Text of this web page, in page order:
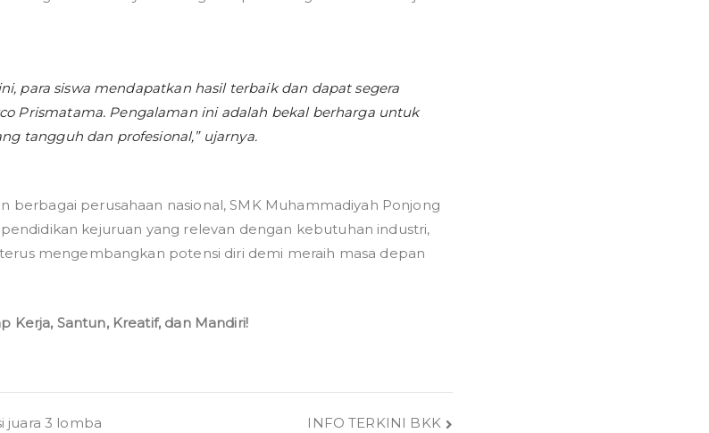
para siswa mendapatkan hasil terbaik dan dapat segera
Prismatama. Pengalaman ini adalah bekal berharga untuk
tangguh dan profesional,” ujarnya.
berbagai perusahaan nasional, SMK Muhammadiyah Ponjong
kejuruan yang relevan dengan kebutuhan industri,
mengembangkan potensi diri demi meraih masa depan
Kerja, Santun, Kreatif, dan Mandiri!
juara 3 lomba
INFO TERKINI BKK